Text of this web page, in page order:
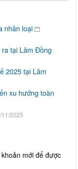
nhân loại
ra tại Lâm Đồng
2025 tại Lâm
xu hướng toàn
11/2025
mới để được